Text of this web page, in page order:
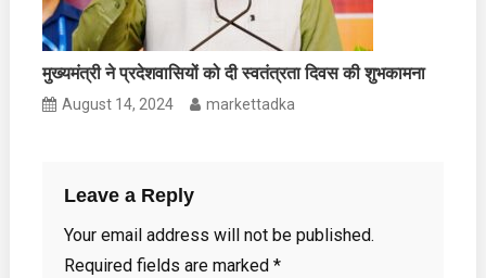
मुख्यमंत्री ने प्रदेशवासियों को दी स्वतंत्रता दिवस की शुभकामना
August 14, 2024 markettadka
Leave a Reply
Your email address will not be published.
Required fields are marked *